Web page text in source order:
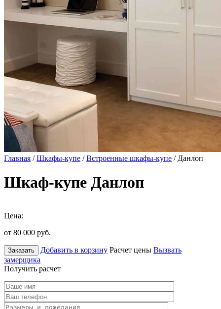
Главная /Шкафы-купе /Встроенные шкафы-купе / Данлоп
Шкаф-купе Данлоп
Цена:
от 80 000 руб.
Заказать Добавить в корзину Расчет цены Вызвать
замерщика
Получить расчет